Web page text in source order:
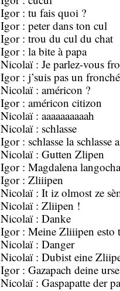
Igor : tu fais quoi ?
Igor : peter dans ton cul
Igor : trou du cul du chat
Igor : la bite à papa
Nicolaï : Je parlez-vous
Igor : j’suis pas un
Nicolaï : américon ?
Igor : américon citizon
Nicolaï : aaaaaaaaaah
Nicolaï : schlasse
Igor : schlasse la schlasse
Nicolaï : Gutten Zlipen
Igor : Magdalena
Igor : Zliiipen
Nicolaï : It iz olmost ze
Nicolaï : Zliipen !
Nicolaï : Danke
Igor : Meine Zliiipen esto
Nicolaï : Danger
Nicolaï : Dubist eine
Igor : Gazapach deine
Nicolaï : Gaspapatte der